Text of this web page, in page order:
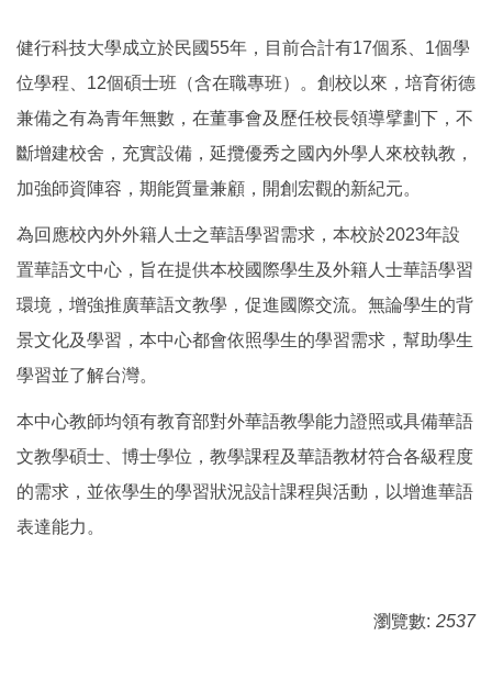
健行科技大學成立於民國55年，目前合計有17個系、1個學
位學程、12個碩士班（含在職專班）。創校以來，培育術德
兼備之有為青年無數，在董事會及歷任校長領導擘劃下，不
斷增建校舍，充實設備，延攬優秀之國內外學人來校執教，
加強師資陣容，期能質量兼顧，開創宏觀的新紀元。
為回應校內外外籍人士之華語學習需求，本校於2023年設
置華語文中心，旨在提供本校國際學生及外籍人士華語學習
環境，增強推廣華語文教學，促進國際交流。無論學生的背
景文化及學習，本中心都會依照學生的學習需求，幫助學生
學習並了解台灣。
本中心教師均領有教育部對外華語教學能力證照或具備華語
文教學碩士、博士學位，教學課程及華語教材符合各級程度
的需求，並依學生的學習狀況設計課程與活動，以增進華語
表達能力。
瀏覽數: 2537